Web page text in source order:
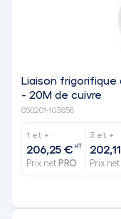
Liaison frigorifique
- 20M de cuivre
050201-103858
1 et +
206,25 € HT
Prix net PRO
3 et +
Prix net